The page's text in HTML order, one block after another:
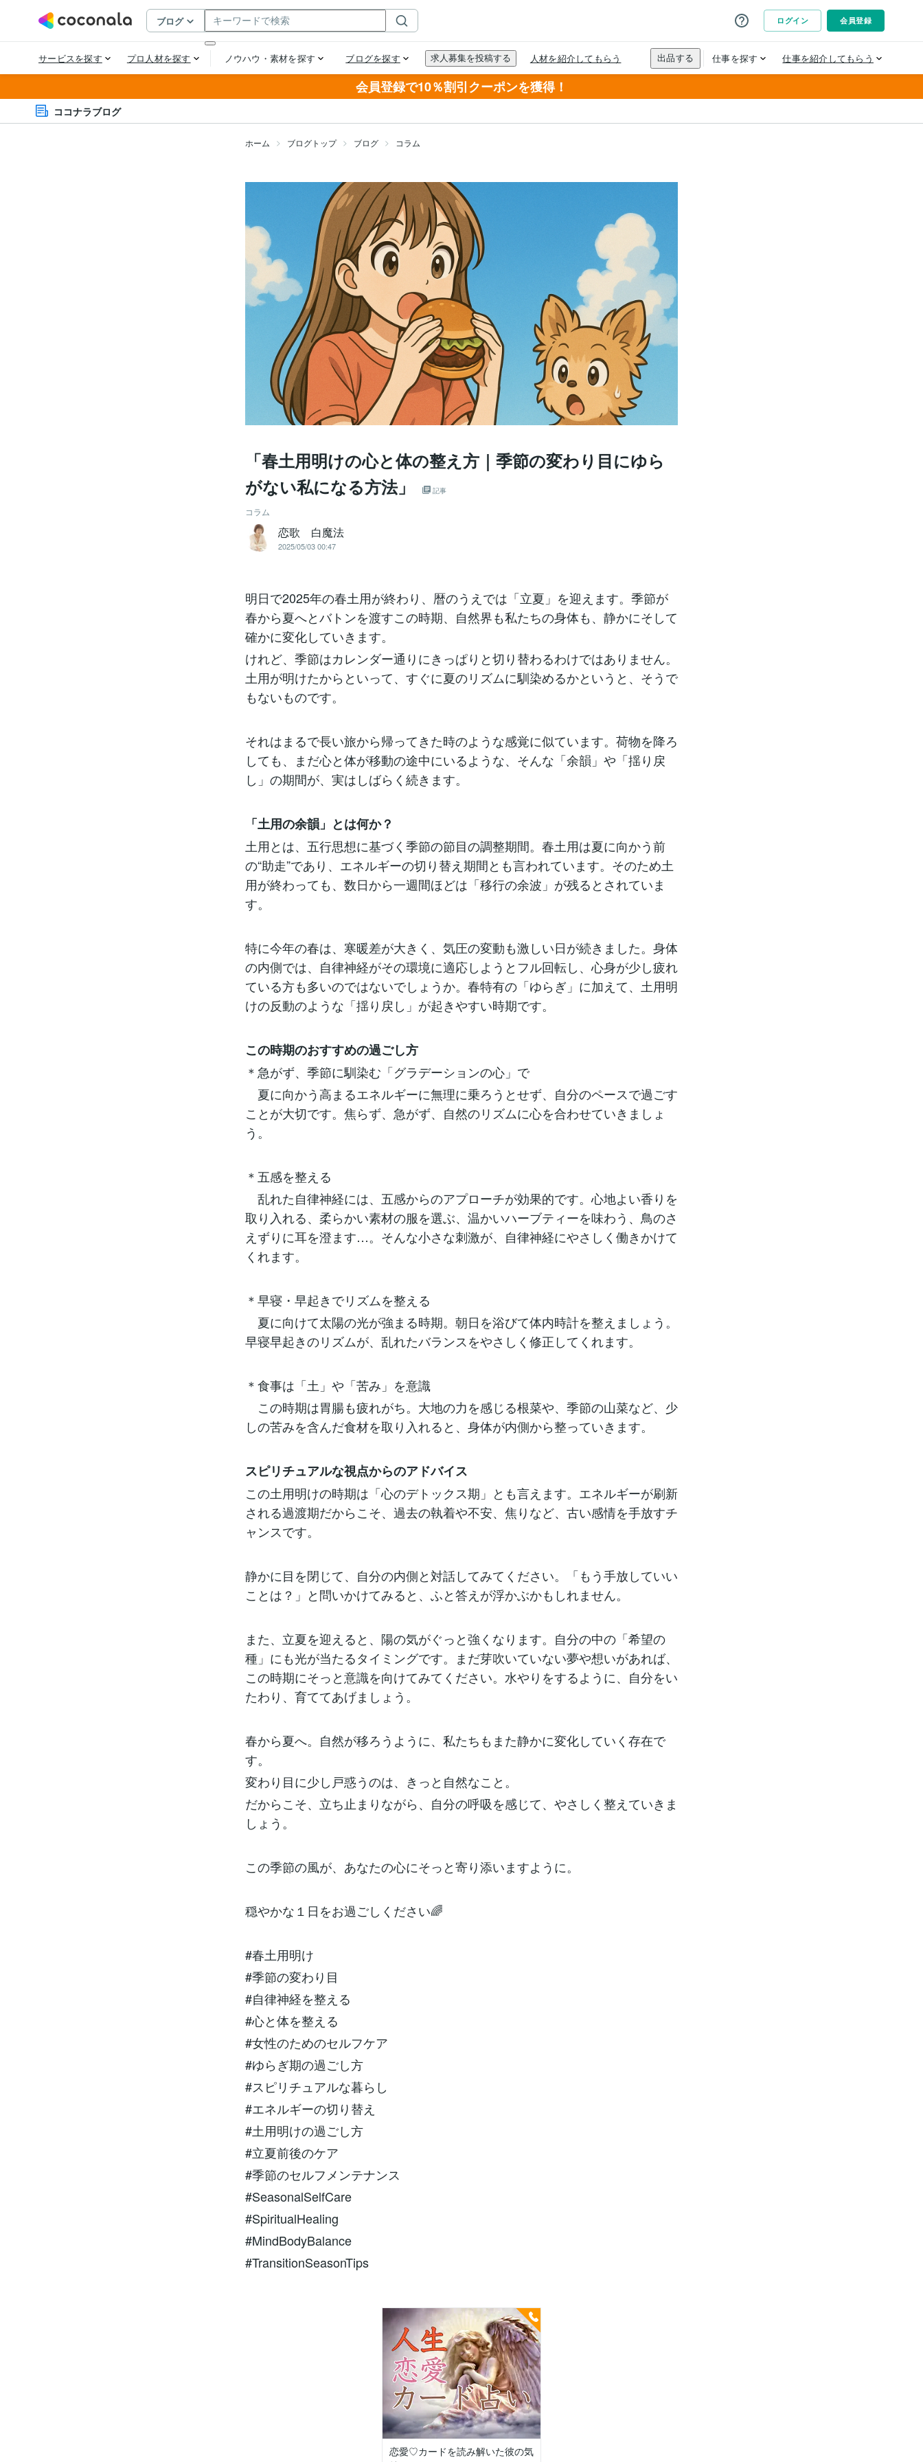
会員登録で10％割引クーポンを獲得！
ココナラブログ
ホーム ブログトップ ブログ コラム
「春土用明けの心と体の整え方｜季節の変わり目にゆら
がない私になる方法」
記事
コラム
恋歌 白魔法
2025/05/03 00:47
明日で2025年の春土用が終わり、暦のうえでは「立夏」を迎えます。季節が
春から夏へとバトンを渡すこの時期、自然界も私たちの身体も、静かにそして
確かに変化していきます。
けれど、季節はカレンダー通りにきっぱりと切り替わるわけではありません。
土用が明けたからといって、すぐに夏のリズムに馴染めるかというと、そうで
もないものです。
それはまるで長い旅から帰ってきた時のような感覚に似ています。荷物を降ろ
しても、まだ心と体が移動の途中にいるような、そんな「余韻」や「揺り戻
し」の期間が、実はしばらく続きます。
「土用の余韻」とは何か？
土用とは、五行思想に基づく季節の節目の調整期間。春土用は夏に向かう前
の“助走”であり、エネルギーの切り替え期間とも言われています。そのため土
用が終わっても、数日から一週間ほどは「移行の余波」が残るとされていま
す。
特に今年の春は、寒暖差が大きく、気圧の変動も激しい日が続きました。身体
の内側では、自律神経がその環境に適応しようとフル回転し、心身が少し疲れ
ている方も多いのではないでしょうか。春特有の「ゆらぎ」に加えて、土用明
けの反動のような「揺り戻し」が起きやすい時期です。
この時期のおすすめの過ごし方
＊急がず、季節に馴染む「グラデーションの心」で
夏に向かう高まるエネルギーに無理に乗ろうとせず、自分のペースで過ごす
ことが大切です。焦らず、急がず、自然のリズムに心を合わせていきましょ
う。
＊五感を整える
乱れた自律神経には、五感からのアプローチが効果的です。心地よい香りを
取り入れる、柔らかい素材の服を選ぶ、温かいハーブティーを味わう、鳥のさ
えずりに耳を澄ます…。そんな小さな刺激が、自律神経にやさしく働きかけて
くれます。
＊早寝・早起きでリズムを整える
夏に向けて太陽の光が強まる時期。朝日を浴びて体内時計を整えましょう。
早寝早起きのリズムが、乱れたバランスをやさしく修正してくれます。
＊食事は「土」や「苦み」を意識
この時期は胃腸も疲れがち。大地の力を感じる根菜や、季節の山菜など、少
しの苦みを含んだ食材を取り入れると、身体が内側から整っていきます。
スピリチュアルな視点からのアドバイス
この土用明けの時期は「心のデトックス期」とも言えます。エネルギーが刷新
される過渡期だからこそ、過去の執着や不安、焦りなど、古い感情を手放すチ
ャンスです。
静かに目を閉じて、自分の内側と対話してみてください。「もう手放していい
ことは？」と問いかけてみると、ふと答えが浮かぶかもしれません。
また、立夏を迎えると、陽の気がぐっと強くなります。自分の中の「希望の
種」にも光が当たるタイミングです。まだ芽吹いていない夢や想いがあれば、
この時期にそっと意識を向けてみてください。水やりをするように、自分をい
たわり、育ててあげましょう。
春から夏へ。自然が移ろうように、私たちもまた静かに変化していく存在で
す。
変わり目に少し戸惑うのは、きっと自然なこと。
だからこそ、立ち止まりながら、自分の呼吸を感じて、やさしく整えていきま
しょう。
この季節の風が、あなたの心にそっと寄り添いますように。
穏やかな１日をお過ごしください🌈
#春土用明け
#季節の変わり目
#自律神経を整える
#心と体を整える
#女性のためのセルフケア
#ゆらぎ期の過ごし方
#スピリチュアルな暮らし
#エネルギーの切り替え
#土用明けの過ごし方
#立夏前後のケア
#季節のセルフメンテナンス
#SeasonalSelfCare
#SpiritualHealing
#MindBodyBalance
#TransitionSeasonTips
恋愛♡カードを読み解いた彼の気